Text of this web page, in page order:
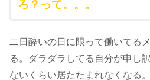
ろ？って。。。
二日酔いの日に限って働いてる
る。ダラダラしてる自分が申し
ないくらい居たたまれなくなる